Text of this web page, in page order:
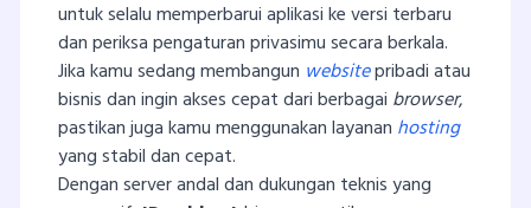
untuk selalu memperbarui aplikasi ke versi terbaru
dan periksa pengaturan privasimu secara berkala.
Jika kamu sedang membangun websitepribadi atau
bisnis dan ingin akses cepat dari berbagai browser,
pastikan juga kamu menggunakan layanan hosting
yang stabil dan cepat.
Dengan server andal dan dukungan teknis yang